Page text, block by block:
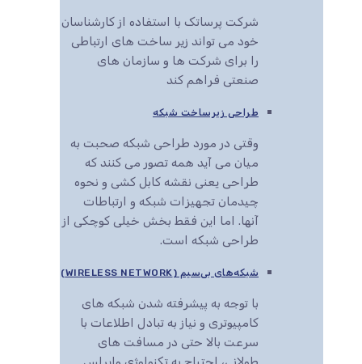
شرکت پرساتک با استفاده از کارشناسان
خود می تواند زیر ساخت های ارتباطی
را برای شرکت ها و سازمان های
صنعتی فراهم کند
طراحی زیرساخت شبکه
وقتی در مورد طراحی شبکه صحبت به
میان می آید همه تصور می کنند که
طراحی یعنی نقشه کابل کشی و نحوه
چیدمان تجهیزات شبکه و ارتباطات
آنها. اما این فقط بخش خیلی کوچکی از
طراحی شبکه است.
شبکه‌های بی‌سیم (WIRELESS NETWORK)
با توجه به پیشرفته شدن شبکه های
کامپیوتری و نیاز به تبادل اطلاعات با
سرعت بالا حتی در مسافت های